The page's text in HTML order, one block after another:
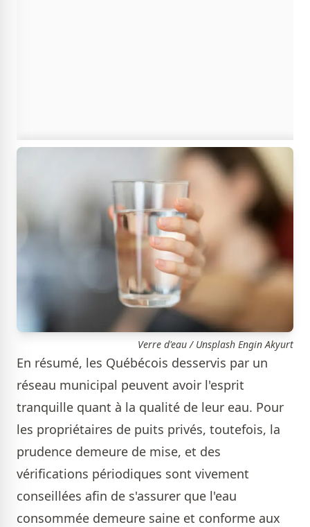
Verre d'eau / Unsplash Engin Akyurt
En résumé, les Québécois desservis par un
réseau municipal peuvent avoir l'esprit
tranquille quant à la qualité de leur eau. Pour
les propriétaires de puits privés, toutefois, la
prudence demeure de mise, et des
vérifications périodiques sont vivement
conseillées afin de s'assurer que l'eau
consommée demeure saine et conforme aux